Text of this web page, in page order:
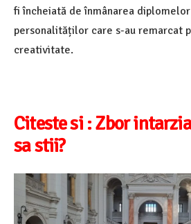
fi încheiată de înmânarea
personalităților care s-au remarcat
creativitate.
Citeste si :Zbor
sa stii?